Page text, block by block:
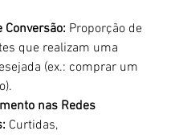
Conversão: Proporção de
que realizam uma
(ex.: comprar um
nas Redes
Curtidas,